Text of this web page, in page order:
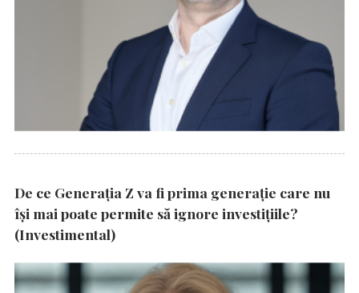
De ce Generația Z va fi prima generație care nu
își mai poate permite să ignore investițiile?
(Investimental)